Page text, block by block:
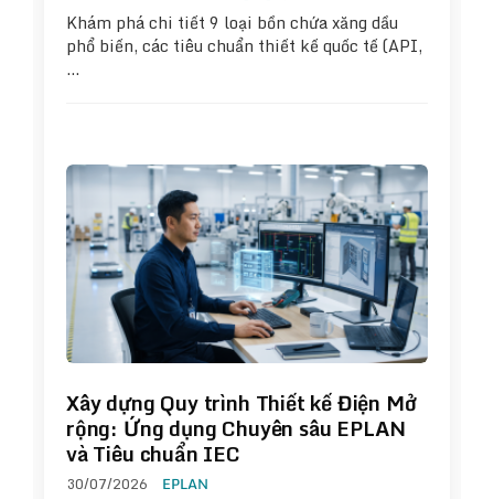
Khám phá chi tiết 9 loại bồn chứa xăng dầu
phổ biến, các tiêu chuẩn thiết kế quốc tế (API,
…
Xây dựng Quy trình Thiết kế Điện Mở
rộng: Ứng dụng Chuyên sâu EPLAN
và Tiêu chuẩn IEC
30/07/2026 EPLAN